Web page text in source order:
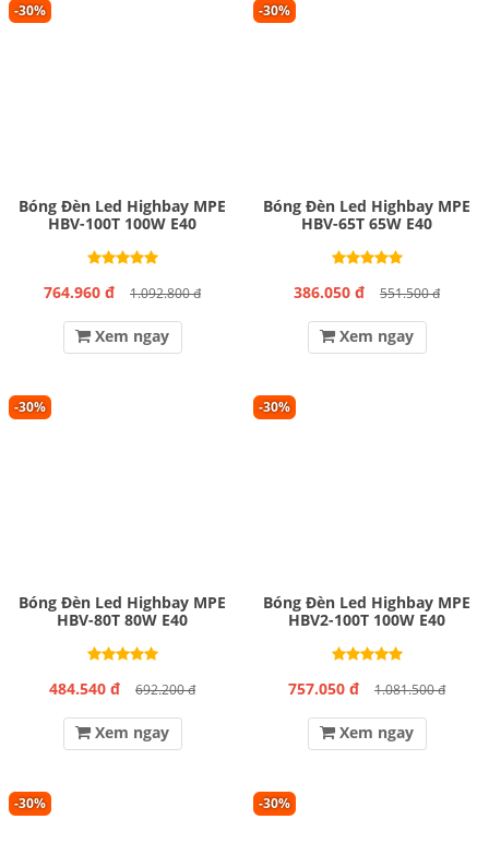
-30%
Bóng Đèn Led Highbay MPE
HBV-100T 100W E40
764.960 đ 1.092.800 đ
Xem ngay
-30%
Bóng Đèn Led Highbay MPE
HBV-65T 65W E40
386.050 đ 551.500 đ
Xem ngay
-30%
Bóng Đèn Led Highbay MPE
HBV-80T 80W E40
484.540 đ 692.200 đ
Xem ngay
-30%
Bóng Đèn Led Highbay MPE
HBV2-100T 100W E40
757.050 đ 1.081.500 đ
Xem ngay
-30% -30%